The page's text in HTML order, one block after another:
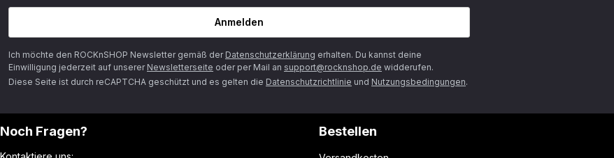
Anmelden
Ich möchte den ROCKnSHOP Newsletter gemäß der Datenschutzerklärung erhalten. Du kannst deine
Einwilligung jederzeit auf unserer Newsletterseite oder per Mail an support@rocknshop.de widderufen.
Diese Seite ist durch reCAPTCHA geschützt und es gelten die Datenschutzrichtlinie und Nutzungsbedingungen.
Noch Fragen? Bestellen